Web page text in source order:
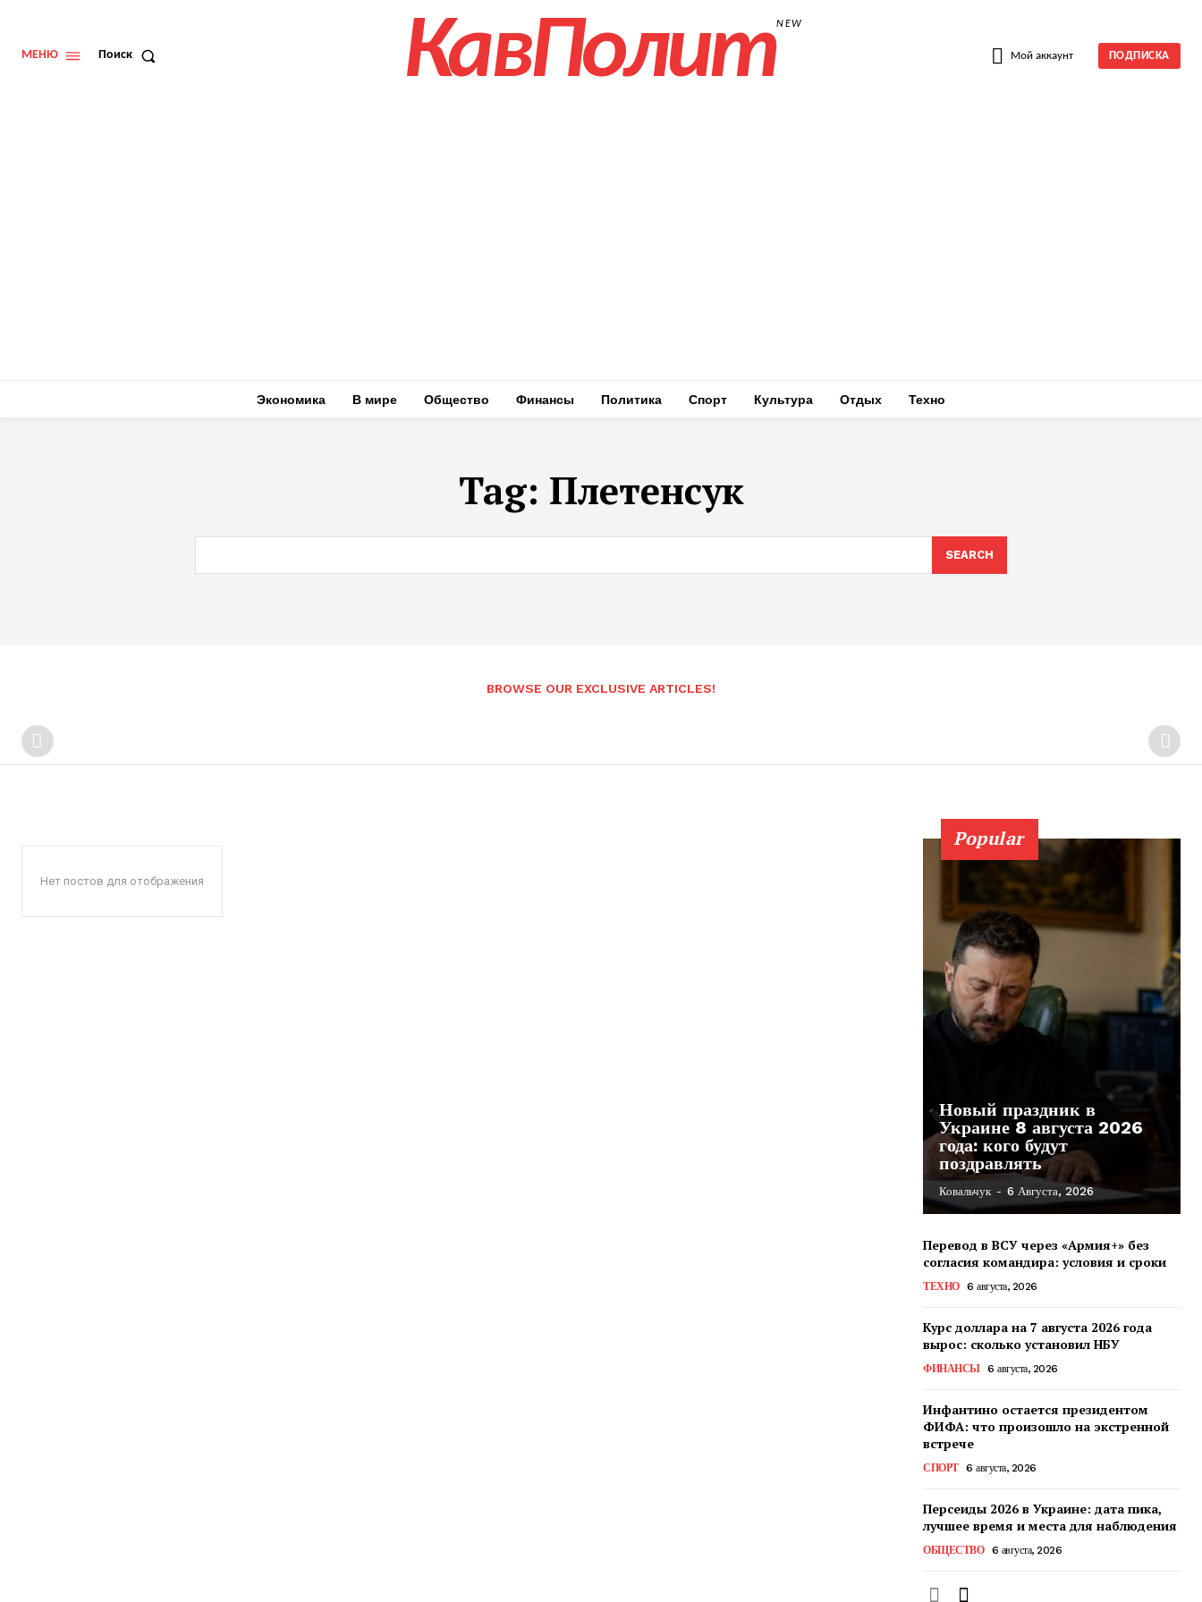
МЕНЮ Поиск КавПолитNEW
Мой аккаунт ПОДПИСКА
Экономика В мире Общество Финансы Политика Спорт Культура Отдых Техно
Tag: Плетенсук
SEARCH
BROWSE OUR EXCLUSIVE ARTICLES!
Нет постов для отображения
Popular
Новый праздник в
Украине 8 августа 2026
года: кого будут
поздравлять
Ковальчук - 6 Августа, 2026
Перевод в ВСУ через «Армия+» без
согласия командира: условия и сроки
ТЕХНО 6 августа, 2026
Курс доллара на 7 августа 2026 года
вырос: сколько установил НБУ
ФИНАНСЫ 6 августа, 2026
Инфантино остается президентом
ФИФА: что произошло на экстренной
встрече
СПОРТ 6 августа, 2026
Персеиды 2026 в Украине: дата пика,
лучшее время и места для наблюдения
ОБЩЕСТВО 6 августа, 2026